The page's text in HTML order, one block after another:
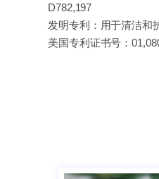
D782,197
发明专利：用于清洁和
美国专利证书号：